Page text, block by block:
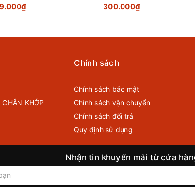
300.000₫
CHÂN KHỚP
Chính sách
Chính sách bảo mật
Chính sách vận chuyển
Chính sách đổi trả
Quy định sử dụng
Nhận tin khuyến mãi từ cửa